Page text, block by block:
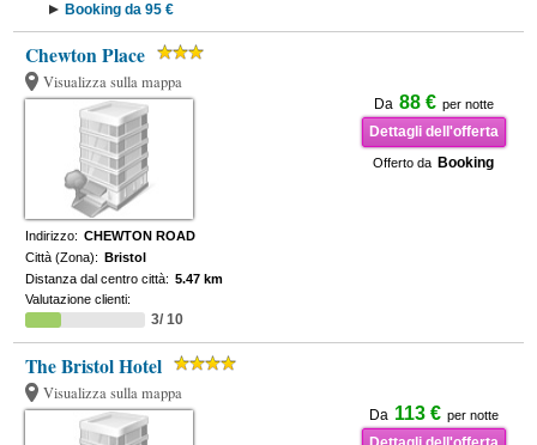
Booking da 95 €
Chewton Place
Visualizza sulla mappa
Da 88 € per notte
Dettagli dell'offerta
Offerto da Booking
Indirizzo: CHEWTON ROAD
Città (Zona): Bristol
Distanza dal centro città: 5.47 km
Valutazione clienti:
3/ 10
The Bristol Hotel
Visualizza sulla mappa
Da 113 € per notte